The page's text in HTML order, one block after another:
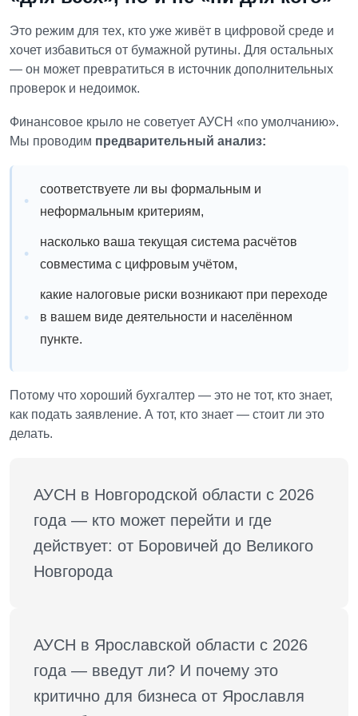
Это режим для тех, кто уже живёт в цифровой среде и
хочет избавиться от бумажной рутины. Для остальных
— он может превратиться в источник дополнительных
проверок и недоимок.
Финансовое крыло не советует АУСН «по умолчанию».
Мы проводим предварительный анализ:
соответствуете ли вы формальным и
неформальным критериям,
насколько ваша текущая система расчётов
совместима с цифровым учётом,
какие налоговые риски возникают при переходе
в вашем виде деятельности и населённом
пункте.
Потому что хороший бухгалтер — это не тот, кто знает,
как подать заявление. А тот, кто знает — стоит ли это
делать.
АУСН в Новгородской области с 2026
года — кто может перейти и где
действует: от Боровичей до Великого
Новгорода
АУСН в Ярославской области с 2026
года — введут ли? И почему это
критично для бизнеса от Ярославля